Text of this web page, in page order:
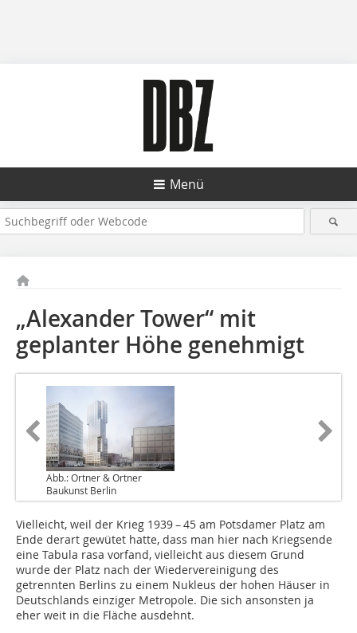
Menü
„Alexander Tower“ mit
geplanter Höhe genehmigt
Abb.: Ortner & Ortner
Baukunst Berlin
Vielleicht, weil der Krieg 1939 – 45 am Potsdamer Platz am
Ende derart gewütet hatte, dass man hier nach Kriegsende
eine Tabula rasa vorfand, vielleicht aus diesem Grund
wurde der Platz nach der Wiedervereinigung des
getrennten Berlins zu einem Nukleus der hohen Häuser in
Deutschlands einziger Metropole. Die sich ansonsten ja
eher weit in die Fläche ausdehnt.